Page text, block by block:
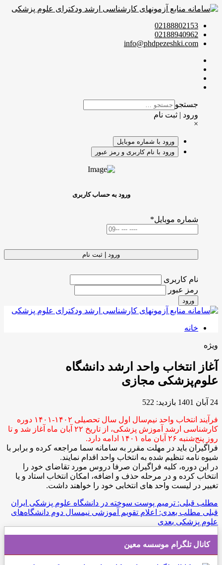
02188802153
02188940962
info@phdpezeshki.com
جستجو
ورود | ثبت نام
×
ورود با شماره موبایل
ورود با نام کاربری و رمز عبور
ورود به حساب کاربری
شماره موبایل*
ورود | ثبت نام
نام کاربری
رمز عبور
ورود
خانه
ویژه
آغاز انتخاب واحد ارشد دانشگاه
علوم‌پزشکی مجازی
24 آبان 1401 بازدید: 522
فرآیند انتخاب واحد نیم‌سال اول سال تحصیلی ۱۴۰۲-۱۴۰۱ دوره
کارشناسی ارشد آموزش پزشکی، از تاریخ ۲۲ آبان ماه آغاز شد و تا
روز پنج‌شنبه ۲۶ آبان ماه ۱۴۰۱ ادامه دارد.
فراگیران باید در مهلت مقرر به سامانه سما مراجعه کرده و برابر با
شیوه نامه تنظیم شده به انتخاب واحد اقدام نمایند.
در این دوره، کلیه فراگیران صرفا دروس مورد تقاضای خود را
انتخاب کرده و در مرحله حذف و اضافه، امکان انتخاب استاد و یا
تغییر در لیست واحد های انتخابی خود را خواهند داشت.
مطلب قبلی: ترمیم پوست سوخته در دانشگاه علوم پزشکی ایران
قبلی مطلب بعدی: اعلام تقویم آموزشی نیمسال دوم دانشگاه‌های
علوم پزشکی بعدی
کانال تلگرام موسسه معین